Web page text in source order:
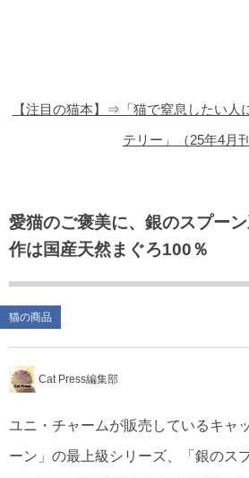
【注目の猫本】⇒「猫で窒息したい人
テリー」（25年4月刊
愛猫のご褒美に、銀のスプー
作は国産天然まぐろ100％
猫の商品
Cat Press編集部
ユニ・チャームが販売しているキャ
ーン」の最上級シリーズ、「銀のス
猫のゲーム・アプリ
猫のフリー写真素材